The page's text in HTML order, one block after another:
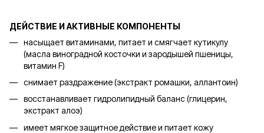
ДЕЙСТВИЕ И АКТИВНЫЕ КОМПОНЕНТЫ
насыщает витаминами, питает и смягчает кутикулу
(масла виноградной косточки и зародышей пшеницы,
витамин F)
снимает раздражение (экстракт ромашки, аллантоин)
восстанавливает гидролипидный баланс (глицерин,
экстракт алоэ)
имеет мягкое защитное действие и питает кожу